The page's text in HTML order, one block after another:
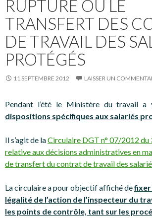
RUPTURE OU LE
TRANSFERT DES
DE TRAVAIL DES
PROTÉGÉS
11 SEPTEMBRE 2012 LAISSER UN
Pendant l’été le Ministère du travail a
dispositions spécifiques aux salariés
Il s’agit de laCirculaire DGT n° 07/2012 du
relative aux décisions administratives en
de transfert du contrat de travail des
La circulaire a pour objectif affiché defixer
légalité de l’action de l’inspecteur du
les points de contrôle, tant sur les